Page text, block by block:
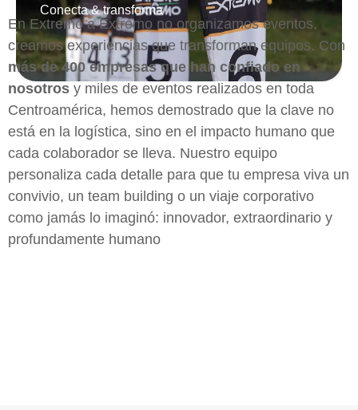
Conecta & transforma
En Extremo a Extremo no organizamos eventos,
creamos experiencias que transforman equipos. Con
más de 400 empresas que han confiado en
nosotros y miles de eventos realizados en toda
Centroamérica, hemos demostrado que la clave no
está en la logística, sino en el impacto humano que
cada colaborador se lleva. Nuestro equipo
personaliza cada detalle para que tu empresa viva un
convivio, un team building o un viaje corporativo
como jamás lo imaginó: innovador, extraordinario y
profundamente humano